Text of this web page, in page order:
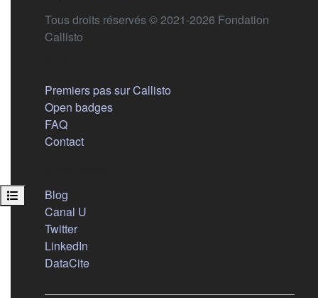
Ouvrir l’index du cours
Tous droits réservés © 2021-2026 Fondation
Callisto
Premiers pas sur Callisto
Open badges
FAQ
Contact
Blog
Canal U
Twitter(s'ouvre dans un nouvel onglet)
LinkedIn
DataCite(s'ouvre dans un nouvel onglet)